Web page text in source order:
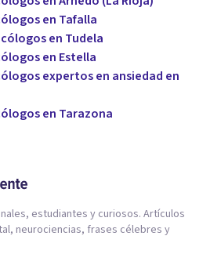
en Tafalla
en Tudela
en Estella
expertos en ansiedad en
en Tarazona
estudiantes y curiosos. Artículos
neurociencias, frases célebres y